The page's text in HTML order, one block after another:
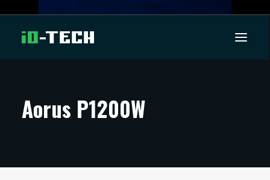
ARTIKKELIT
TECHBBS
Aorus P1200W